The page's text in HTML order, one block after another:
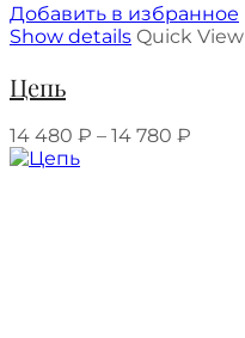
Добавить в избранное
Show details Quick View
Цепь
14 480 ₽ – 14 780 ₽